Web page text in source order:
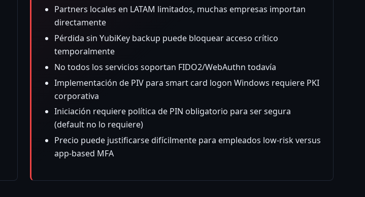
Partners locales en LATAM limitados, muchas empresas importan
directamente
Pérdida sin YubiKey backup puede bloquear acceso crítico
temporalmente
No todos los servicios soportan FIDO2/WebAuthn todavía
Implementación de PIV para smart card logon Windows requiere PKI
corporativa
Iniciación requiere política de PIN obligatorio para ser segura
(default no lo requiere)
Precio puede justificarse difícilmente para empleados low-risk versus
app-based MFA